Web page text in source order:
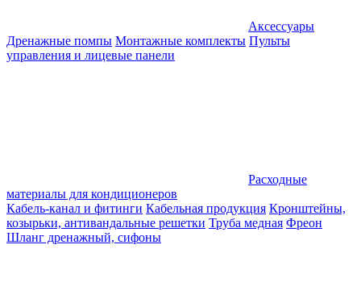
Аксессуары
Дренажные помпы Монтажные комплекты Пульты
управления и лицевые панели
Расходные
материалы для кондиционеров
Кабель-канал и фитинги Кабельная продукция Кронштейны,
козырьки, антивандальные решетки Труба медная Фреон
Шланг дренажный, сифоны